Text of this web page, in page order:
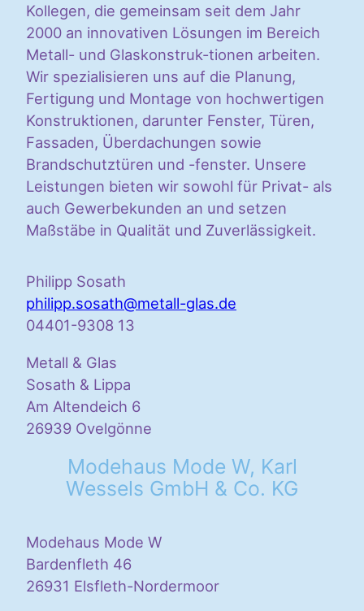
Kollegen, die gemeinsam seit dem Jahr
2000 an innovativen Lösungen im Bereich
Metall- und Glaskonstruk-tionen arbeiten.
Wir spezialisieren uns auf die Planung,
Fertigung und Montage von hochwertigen
Konstruktionen, darunter Fenster, Türen,
Fassaden, Überdachungen sowie
Brandschutztüren und -fenster. Unsere
Leistungen bieten wir sowohl für Privat- als
auch Gewerbekunden an und setzen
Maßstäbe in Qualität und Zuverlässigkeit.
Philipp Sosath
philipp.sosath@metall-glas.de
04401-9308 13
Metall & Glas
Sosath & Lippa
Am Altendeich 6
26939 Ovelgönne
Modehaus Mode W, Karl
Wessels GmbH & Co. KG
Modehaus Mode W
Bardenfleth 46
26931 Elsfleth-Nordermoor